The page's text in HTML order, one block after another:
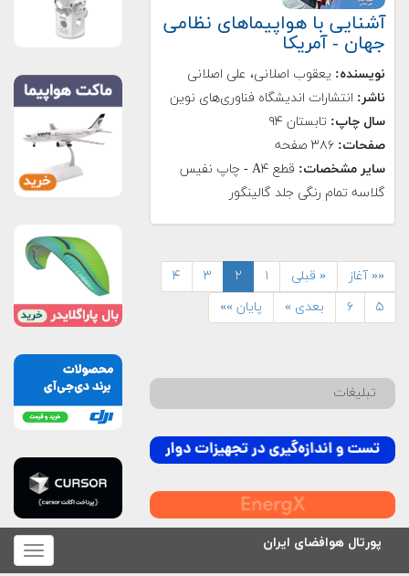
آشنایی با هواپیماهای نظامی
جهان - آمریکا
نویسنده: یعقوب اصلانی، علی اصلانی
ناشر: انتشارات اندیشگاه فناوری‌های نوین
سال چاپ: تابستان ۹۴
صفحات:
سایر مشخصات:
قطع A۴ - چاپ نفیس
گلاسه تمام رنگی جلد گالینگور
«« آغاز « قبلی ۱ ۲ ۳
۴
۵
۶ بعدی » پایان »»
تبلیغات
برای
پورتال هوافضای ایران